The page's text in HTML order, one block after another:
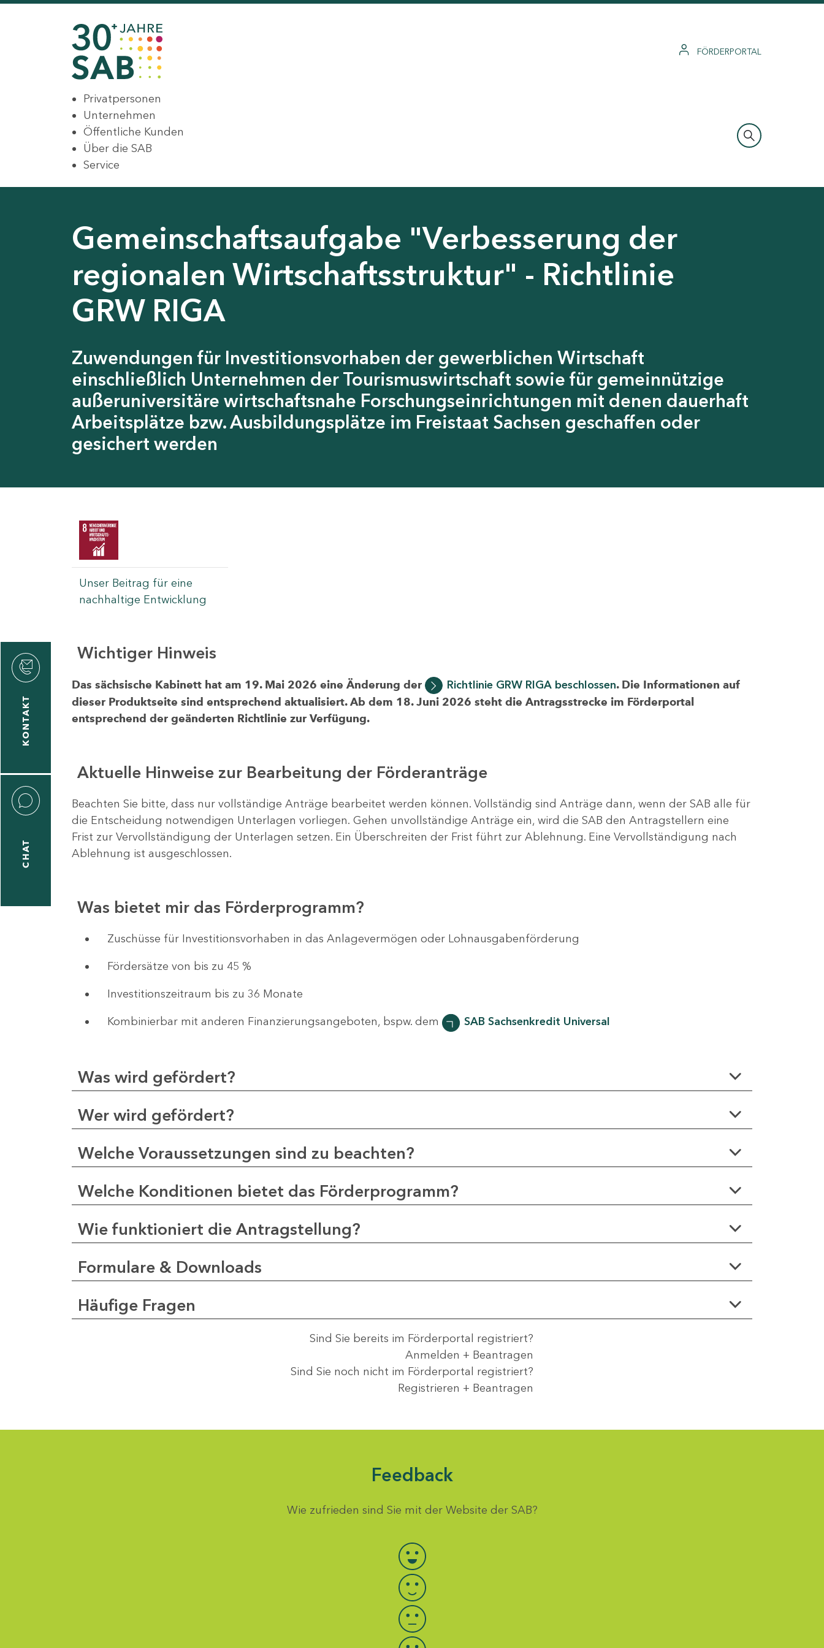
FÖRDERPORTAL
Privatpersonen
Unternehmen
Öffentliche Kunden
Über die SAB
Service
Gemeinschaftsaufgabe "Verbesserung der
regionalen Wirtschaftsstruktur" - Richtlinie
GRW RIGA
Zuwendungen für Investitionsvorhaben der gewerblichen Wirtschaft
einschließlich Unternehmen der Tourismuswirtschaft sowie für gemeinnützige
außeruniversitäre wirtschaftsnahe Forschungseinrichtungen mit denen dauerhaft
Arbeitsplätze bzw. Ausbildungsplätze im Freistaat Sachsen geschaffen oder
gesichert werden
Unser Beitrag für eine
nachhaltige Entwicklung
KONTAKT
CHAT
Wichtiger Hinweis
Das sächsische Kabinett hat am 19. Mai 2026 eine Änderung der Richtlinie GRW RIGA beschlossen. Die Informationen auf
dieser Produktseite sind entsprechend aktualisiert. Ab dem 18. Juni 2026 steht die Antragsstrecke im Förderportal
entsprechend der geänderten Richtlinie zur Verfügung.
Aktuelle Hinweise zur Bearbeitung der Förderanträge
Beachten Sie bitte, dass nur vollständige Anträge bearbeitet werden können. Vollständig sind Anträge dann, wenn der SAB alle für
die Entscheidung notwendigen Unterlagen vorliegen. Gehen unvollständige Anträge ein, wird die SAB den Antragstellern eine
Frist zur Vervollständigung der Unterlagen setzen. Ein Überschreiten der Frist führt zur Ablehnung. Eine Vervollständigung nach
Ablehnung ist ausgeschlossen.
Was bietet mir das Förderprogramm?
​​​​​​Zuschüsse für Investitionsvorhaben in das Anlagevermögen oder Lohnausgabenförderung
Fördersätze von bis zu 45 %
Investitionszeitraum bis zu 36 Monate
Kombinierbar mit anderen Finanzierungsangeboten, bspw. dem SAB Sachsenkredit Universal
Was wird gefördert?
Wer wird gefördert?
Welche Voraussetzungen sind zu beachten?
Welche Konditionen bietet das Förderprogramm?
Wie funktioniert die Antragstellung?
Formulare & Downloads
Häufige Fragen
Sind Sie bereits im Förderportal registriert?
Anmelden + Beantragen
Sind Sie noch nicht im Förderportal registriert?
Registrieren + Beantragen
Feedback
Wie zufrieden sind Sie mit der Website der SAB?
Bewertung auswählen